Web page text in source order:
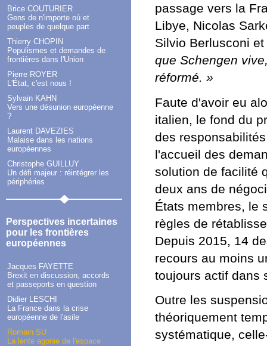
Brice COUTURIER
Gens de n'importe où et
peuples de quelque part
Thierry CHOPIN
Populismes et demandes de
frontières dans l'Union
Pierre ROYER
L'État, c'est nous !
Sylvain KAHN
Vers une désunion européenne
?
Laurent DAVEZIES
Malaise dans les nations
européennes
Christophe GUILLUY
Un défi majeur : réintégrer les
périphéries
Perspectives incertaines
pour les frontières
européennes
Jacques FAYETTE
Brexit en discussion, accords
et passeports en question
Didier LESCHI
La France dans la crise
européenne de l'asile
Romain SU
La lente agonie de l'espace
passage vers la
Libye, Nicolas
Silvio Berlusconi
que Schengen
réformé. »
Faute d'avoir eu
italien, le fond du
des
l'accueil des
solution de facilité
deux ans de
États membres, le
règles de
Depuis 2015, 14
recours au moins
toujours actif dans
Outre les
théoriquement
systématique,